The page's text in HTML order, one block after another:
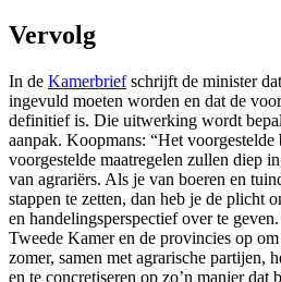
Vervolg
In de Kamerbriefschrijft de minister
ingevuld moeten worden en dat de
definitief is. Die uitwerking wordt
aanpak. Koopmans: “Het voorgestelde
voorgestelde maatregelen zullen diep
van agrariërs. Als je van boeren en
stappen te zetten, dan heb je de plicht
en handelingsperspectief over te
Tweede Kamer en de provincies op
zomer, samen met agrarische partijen,
en te concretiseren op zo’n manier dat